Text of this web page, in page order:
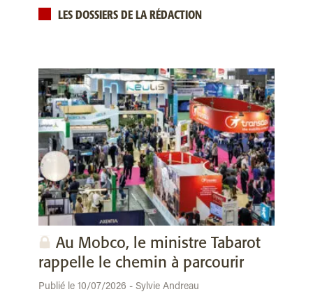
LES DOSSIERS DE LA RÉDACTION
Au Mobco, le ministre Tabarot
rappelle le chemin à parcourir
Publié le 10/07/2026 - Sylvie Andreau